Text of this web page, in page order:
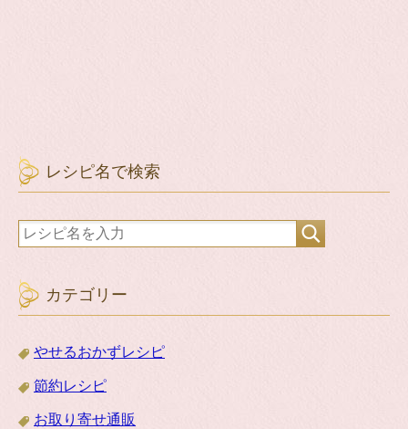
レシピ名で検索
カテゴリー
やせるおかずレシピ
節約レシピ
お取り寄せ通販